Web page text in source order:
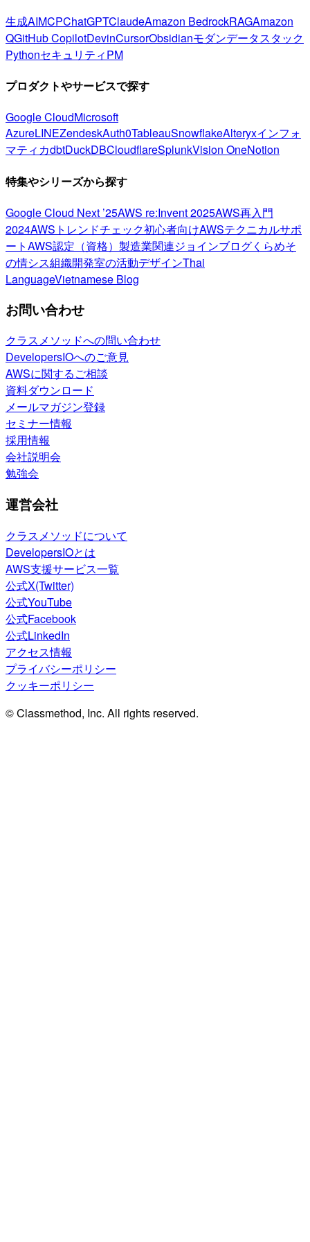
生成AIMCPChatGPTClaudeAmazon BedrockRAGAmazon
QGitHub CopilotDevinCursorObsidianモダンデータスタック
PythonセキュリティPM
プロダクトやサービスで探す
Google CloudMicrosoft
AzureLINEZendeskAuth0TableauSnowflakeAlteryxインフォ
マティカdbtDuckDBCloudflareSplunkVision OneNotion
特集やシリーズから探す
Google Cloud Next ’25AWS re:Invent 2025AWS再入門
2024AWSトレンドチェック初心者向けAWSテクニカルサポ
ートAWS認定（資格） 製造業関連ジョインブログくらめそ
の情シス組織開発室の活動デザインThai
LanguageVietnamese Blog
お問い合わせ
クラスメソッドへの問い合わせ
DevelopersIOへのご意見
AWSに関するご相談
資料ダウンロード
メールマガジン登録
セミナー情報
採用情報
会社説明会
勉強会
運営会社
クラスメソッドについて
DevelopersIOとは
AWS支援サービス一覧
公式X(Twitter)
公式YouTube
公式Facebook
公式LinkedIn
アクセス情報
プライバシーポリシー
クッキーポリシー
© Classmethod, Inc. All rights reserved.